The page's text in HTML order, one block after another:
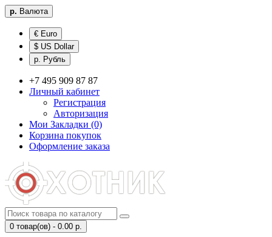
р. Валюта
€ Euro
$ US Dollar
р. Рубль
+7 495 909 87 87
Личный кабинет
Регистрация
Авторизация
Мои Закладки (0)
Корзина покупок
Оформление заказа
0 товар(ов) - 0.00 р.